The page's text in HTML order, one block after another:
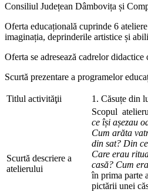
Consiliul Județean Dâmbovița și
Oferta educațională cuprinde 6
imaginația, deprinderile artistice și
Oferta se adresează cadrelor
Scurtă prezentare a programelor
Titlul activităţii 1. Căsuțe din
Scurtă descriere a
atelierului
Scopul
ce își așezau
Cum arăta
din sat? Din
Care erau
casă? Cum
în prima parte
pictării unei